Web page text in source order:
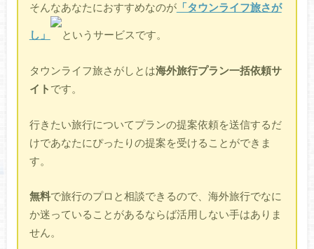
そんなあなたにおすすめなのが「タウンライフ旅さが
し」 というサービスです。
タウンライフ旅さがしとは海外旅行プラン一括依頼サ
イト です。
行きたい旅行についてプランの提案依頼を送信するだ
けであなたにぴったりの提案を受けることができま
す。
無料で旅行のプロと相談できるので、海外旅行でなに
か迷っていることがあるならば活用しない手はありま
せん。